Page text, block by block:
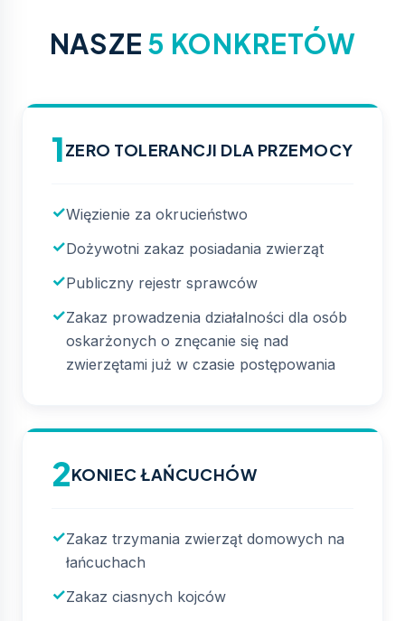
NASZE 5 KONKRETÓW
1ZERO TOLERANCJI DLA PRZEMOCY
Więzienie za okrucieństwo
Dożywotni zakaz posiadania zwierząt
Publiczny rejestr sprawców
Zakaz prowadzenia działalności dla osób
oskarżonych o znęcanie się nad
zwierzętami już w czasie postępowania
2KONIEC ŁAŃCUCHÓW
Zakaz trzymania zwierząt domowych na
łańcuchach
Zakaz ciasnych kojców